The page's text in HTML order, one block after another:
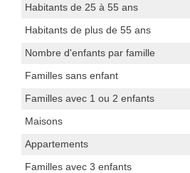
Habitants de 25 à 55 ans
Habitants de plus de 55 ans
Nombre d'enfants par famille
Familles sans enfant
Familles avec 1 ou 2 enfants
Maisons
Appartements
Familles avec 3 enfants